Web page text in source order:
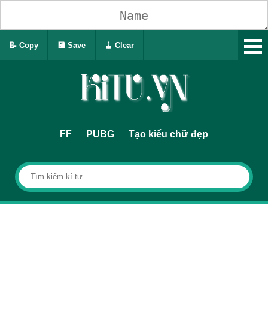
FF PUBG Tạo kiểu chữ đẹp
📝 Copy 💾 Save 🧹 Clear